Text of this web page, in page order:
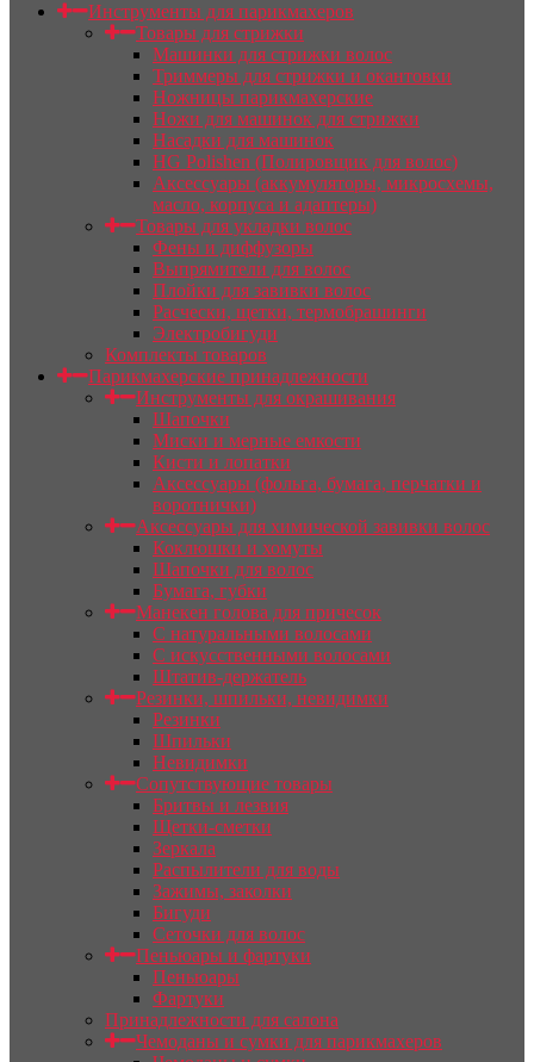
Инструменты для парикмахеров
Товары для стрижки
Машинки для стрижки волос
Триммеры для стрижки и окантовки
Ножницы парикмахерские
Ножи для машинок для стрижки
Насадки для машинок
HG Polishen (Полировщик для волос)
Аксессуары (аккумуляторы, микросхемы,
масло, корпуса и адаптеры)
Товары для укладки волос
Фены и диффузоры
Выпрямители для волос
Плойки для завивки волос
Расчески, щетки, термобрашинги
Электробигуди
Комплекты товаров
Парикмахерские принадлежности
Инструменты для окрашивания
Шапочки
Миски и мерные емкости
Кисти и лопатки
Аксессуары (фольга, бумага, перчатки и
воротнички)
Аксессуары для химической завивки волос
Коклюшки и хомуты
Шапочки для волос
Бумага, губки
Манекен голова для причесок
С натуральными волосами
С искусственными волосами
Штатив-держатель
Резинки, шпильки, невидимки
Резинки
Шпильки
Невидимки
Сопутствующие товары
Бритвы и лезвия
Щетки-сметки
Зеркала
Распылители для воды
Зажимы, заколки
Бигуди
Сеточки для волос
Пеньюары и фартуки
Пеньюары
Фартуки
Принадлежности для салона
Чемоданы и сумки для парикмахеров